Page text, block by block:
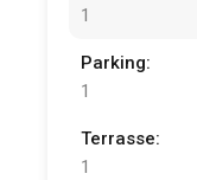
1
Parking:
1
Terrasse:
1